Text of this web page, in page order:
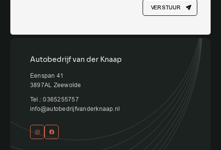
VERSTUUR
Autobedrijf van der Knaap
Eenspan 41
3897AL Zeewolde
Tel.: 0365255757
info@autobedrijfvanderknaap.nl